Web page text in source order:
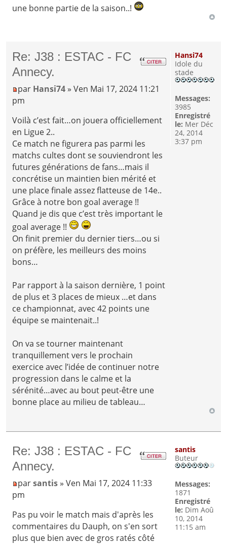
une bonne partie de la saison..!
Re: J38 : ESTAC - FC
Annecy.
par Hansi74 » Ven Mai 17, 2024 11:21
pm
Voilà c’est fait…on jouera officiellement
en Ligue 2..
Ce match ne figurera pas parmi les
matchs cultes dont se souviendront les
futures générations de fans…mais il
concrétise un maintien bien mérité et
une place finale assez flatteuse de 14e..
Grâce à notre bon goal average !!
Quand je dis que c’est très important le
goal average !!
On finit premier du dernier tiers…ou si
on préfère, les meilleurs des moins
bons…
Par rapport à la saison dernière, 1 point
de plus et 3 places de mieux …et dans
ce championnat, avec 42 points une
équipe se maintenait..!
On va se tourner maintenant
tranquillement vers le prochain
exercice avec l’idée de continuer notre
progression dans le calme et la
sérénité…avec au bout peut-être une
bonne place au milieu de tableau…
Hansi74
Idole du
stade
Messages:
3985
Enregistré
le: Mer Déc
24, 2014
3:37 pm
Re: J38 : ESTAC - FC
Annecy.
parsantis» Ven Mai 17, 2024 11:33
pm
Pas pu voir le match mais d'après les
commentaires du Dauph, on s'en sort
plus que bien avec de gros ratés côté
santis
Buteur
Messages:
1871
Enregistré
le: Dim Aoû
10, 2014
11:15 am